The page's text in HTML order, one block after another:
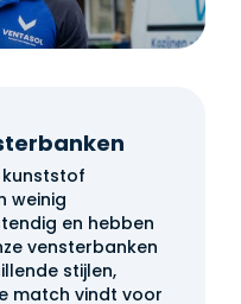
kunststof
weinig
en hebben
vensterbanken
stijlen,
match vindt voor